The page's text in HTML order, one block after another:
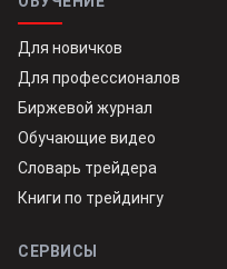
Для новичков
Для профессионалов
Биржевой журнал
Обучающие видео
Словарь трейдера
Книги по трейдингу
СЕРВИСЫ